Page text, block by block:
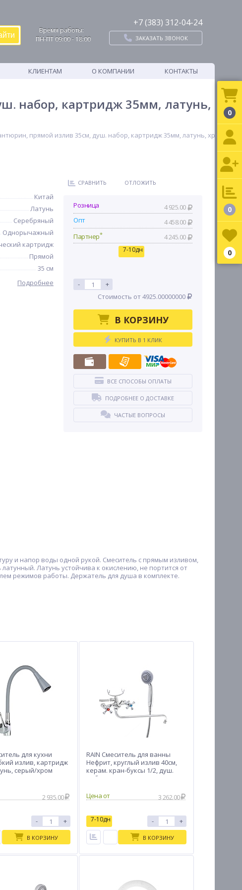
Время работы:
ПН-ПТ 09:00 - 18:00
+7 (383) 312-04-24
ЗАКАЗАТЬ ЗВОНОК
КЛИЕНТАМ О КОМПАНИИ КОНТАКТЫ
набор, картридж 35мм, латунь,
прямой излив 35см, душ. набор, картридж 35мм, латунь, хром
Китай
Латунь
Серебряный
Однорычажный
картридж
Прямой
35 см
Подробнее
СРАВНИТЬ ОТЛОЖИТЬ
Розница
4 925.00
Опт
4 458.00
Партнер* 4 245.00
7-10дн
-
+
Стоимость от 4925.00000000
В КОРЗИНУ
КУПИТЬ В 1 КЛИК
ВСЕ СПОСОБЫ ОПЛАТЫ
ПОДРОБНЕЕ О ДОСТАВКЕ
ЧАСТЫЕ ВОПРОСЫ
и напор воды одной рукой. Смеситель с прямым изливом,
Латунь устойчива к окислению, не портится от
режимов работы. Держатель для душа в комплекте.
для кухни
излив, картридж
серый/хром
2 935.00
- +
В КОРЗИНУ
RAIN Смеситель для ванны
Нефрит, круглый излив 40см,
керам. кран-буксы 1/2, душ.
набор, латунь, хром
Цена от
3 262.00
7-10дн - +
В КОРЗИНУ
0
0
0